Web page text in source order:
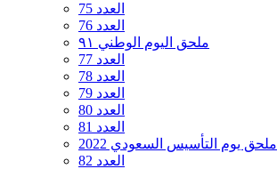
العدد 75
العدد 76
ملحق اليوم الوطني ٩١
العدد 77
العدد 78
العدد 79
العدد 80
العدد 81
ملحق يوم التأسيس السعودي 2022
العدد 82